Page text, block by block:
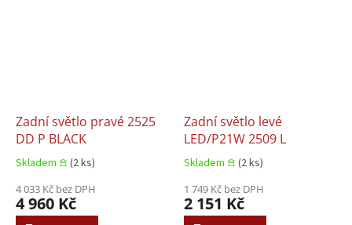
Zadní světlo pravé 2525
DD P BLACK
Skladem 𖠿 (2 ks)
4 033 Kč bez DPH
4 960 Kč
Zadní světlo levé
LED/P21W 2509 L
Skladem 𖠿 (2 ks)
1 749 Kč bez DPH
2 151 Kč